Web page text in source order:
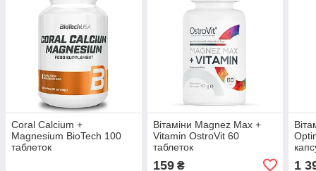
Coral Calcium +
Magnesium BioTech 100
таблеток
Вітаміни Magnez Max +
Vitamin OstroVit 60
таблеток
159₴ 1